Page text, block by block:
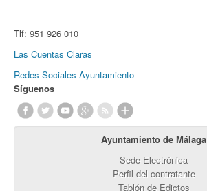
Tlf: 951 926 010
Las Cuentas Claras
Redes Sociales Ayuntamiento
Síguenos
Ayuntamiento de Málaga
Sede Electrónica
Perfil del contratante
Tablón de Edictos